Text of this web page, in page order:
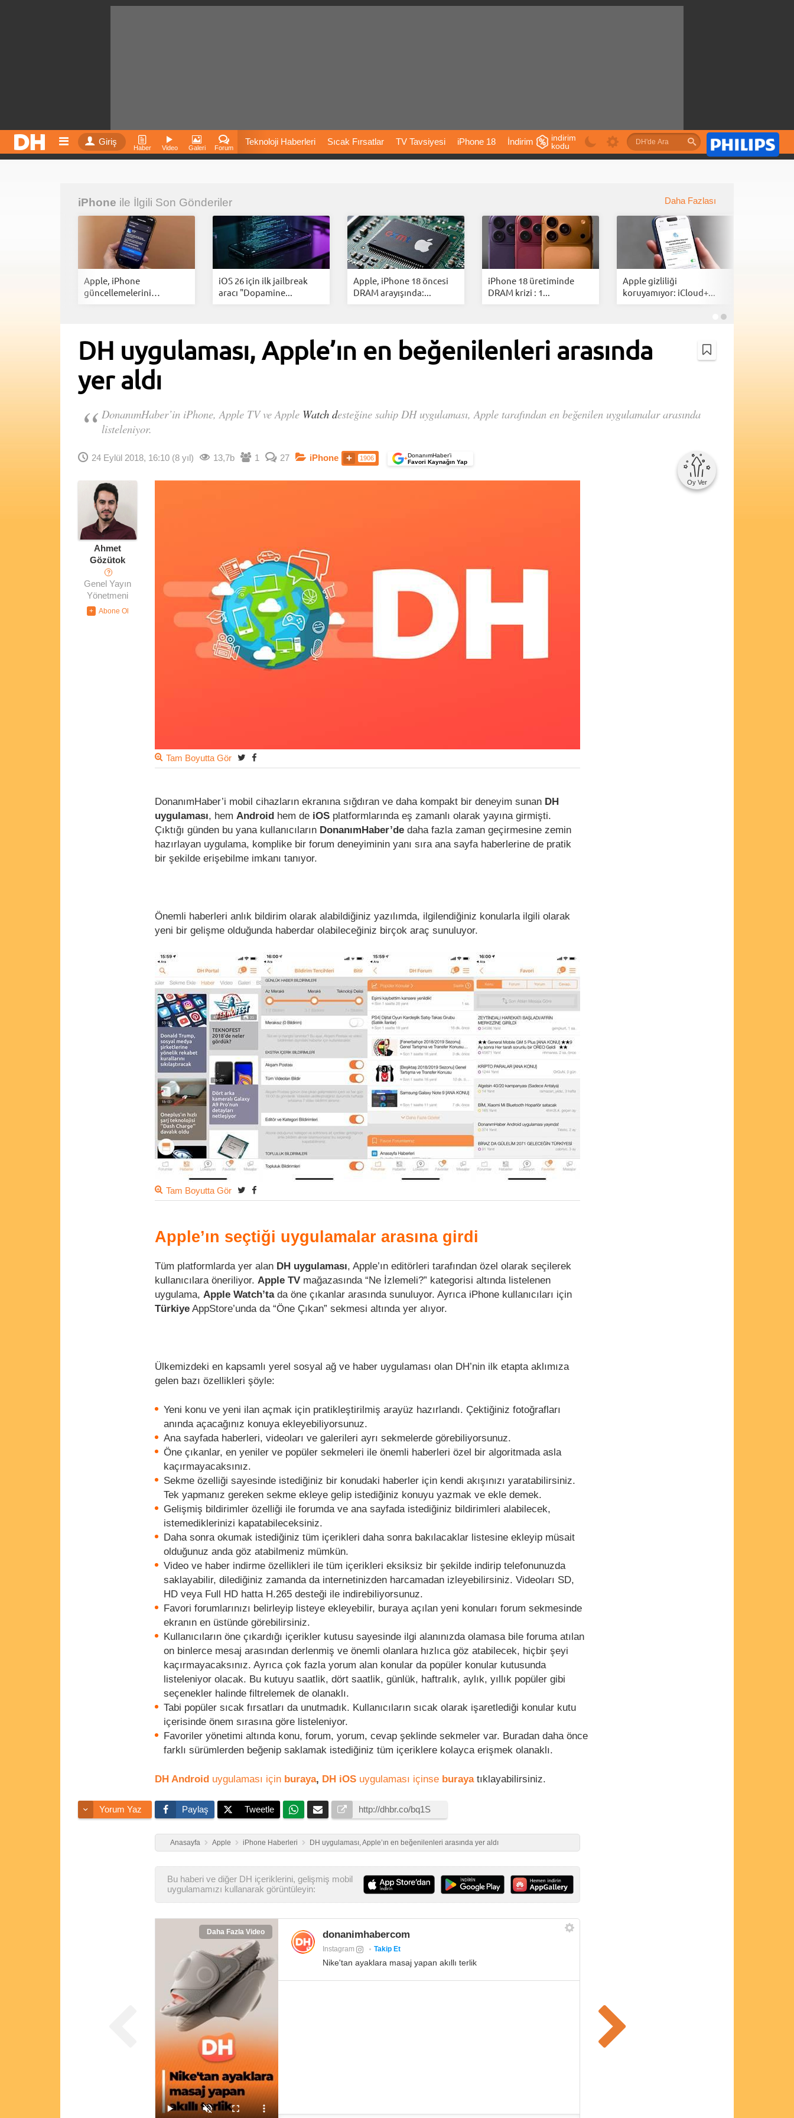
Giriş
Haber Video Galeri Forum
Teknoloji Haberleri Sıcak Fırsatlar TV Tavsiyesi iPhone 18 İndirim
İnstagram Dondurma İnstagram Çöktü
indirim
kodu
iPhone ile İlgili Son Gönderiler Daha Fazlası
Apple, iPhone
güncellemelerini
hızlandırdı...
iOS 26 için ilk jailbreak
aracı "Dopamine...
Apple, iPhone 18 öncesi
DRAM arayışında:...
iPhone 18 üretiminde
DRAM krizi : 1...
Apple gizliliği
koruyamıyor: iCloud+...
DH uygulaması, Apple’ın en beğenilenleri arasında
yer aldı
DonanımHaber’in iPhone, Apple TV ve Apple Watch desteğine sahip DH uygulaması, Apple tarafından en beğenilen uygulamalar arasında
listeleniyor.
24 Eylül 2018, 16:10 (8 yıl) 13,7b 1 27 iPhone 1906 +DonanımHaber’i
Favori Kaynağın Yap
Oy Ver
Ahmet
Gözütok
?
Genel Yayın
Yönetmeni
Tam Boyutta Gör
DonanımHaber’i mobil cihazların ekranına sığdıran ve daha kompakt bir deneyim sunan DH
uygulaması, hem Android hem de iOS platformlarında eş zamanlı olarak yayına girmişti.
Çıktığı günden bu yana kullanıcıların DonanımHaber’de daha fazla zaman geçirmesine zemin
hazırlayan uygulama, komplike bir forum deneyiminin yanı sıra ana sayfa haberlerine de pratik
bir şekilde erişebilme imkanı tanıyor.
Önemli haberleri anlık bildirim olarak alabildiğiniz yazılımda, ilgilendiğiniz konularla ilgili olarak
yeni bir gelişme olduğunda haberdar olabileceğiniz birçok araç sunuluyor.
Tam Boyutta Gör
Apple’ın seçtiği uygulamalar arasına girdi
Tüm platformlarda yer alan DH uygulaması, Apple’ın editörleri tarafından özel olarak seçilerek
kullanıcılara öneriliyor. Apple TV mağazasında “Ne İzlemeli?” kategorisi altında listelenen
uygulama, Apple Watch’tada öne çıkanlar arasında sunuluyor. Ayrıca iPhone kullanıcıları için
Türkiye AppStore’unda da “Öne Çıkan” sekmesi altında yer alıyor.
Ülkemizdeki en kapsamlı yerel sosyal ağ ve haber uygulaması olan DH’nin ilk etapta aklımıza
gelen bazı özellikleri şöyle:
Yeni konu ve yeni ilan açmak için pratikleştirilmiş arayüz hazırlandı. Çektiğiniz fotoğrafları
anında açacağınız konuya ekleyebiliyorsunuz.
Ana sayfada haberleri, videoları ve galerileri ayrı sekmelerde görebiliyorsunuz.
Öne çıkanlar, en yeniler ve popüler sekmeleri ile önemli haberleri özel bir algoritmada asla
kaçırmayacaksınız.
Sekme özelliği sayesinde istediğiniz bir konudaki haberler için kendi akışınızı yaratabilirsiniz.
Tek yapmanız gereken sekme ekleye gelip istediğiniz konuyu yazmak ve ekle demek.
Gelişmiş bildirimler özelliği ile forumda ve ana sayfada istediğiniz bildirimleri alabilecek,
istemediklerinizi kapatabileceksiniz.
Daha sonra okumak istediğiniz tüm içerikleri daha sonra bakılacaklar listesine ekleyip müsait
olduğunuz anda göz atabilmeniz mümkün.
Video ve haber indirme özellikleri ile tüm içerikleri eksiksiz bir şekilde indirip telefonunuzda
saklayabilir, dilediğiniz zamanda da internetinizden harcamadan izleyebilirsiniz. Videoları SD,
HD veya Full HD hatta H.265 desteği ile indirebiliyorsunuz.
Favori forumlarınızı belirleyip listeye ekleyebilir, buraya açılan yeni konuları forum sekmesinde
ekranın en üstünde görebilirsiniz.
Kullanıcıların öne çıkardığı içerikler kutusu sayesinde ilgi alanınızda olamasa bile foruma atılan
on binlerce mesaj arasından derlenmiş ve önemli olanlara hızlıca göz atabilecek, hiçbir şeyi
kaçırmayacaksınız. Ayrıca çok fazla yorum alan konular da popüler konular kutusunda
listeleniyor olacak. Bu kutuyu saatlik, dört saatlik, günlük, haftralık, aylık, yıllık popüler gibi
seçenekler halinde filtrelemek de olanaklı.
Tabi popüler sıcak fırsatları da unutmadık. Kullanıcıların sıcak olarak işaretlediği konular kutu
içerisinde önem sırasına göre listeleniyor.
Favoriler yönetimi altında konu, forum, yorum, cevap şeklinde sekmeler var. Buradan daha önce
farklı sürümlerden beğenip saklamak istediğiniz tüm içeriklere kolayca erişmek olanaklı.
DH Android uygulaması için buraya, DH iOS uygulaması içinse burayatıklayabilirsiniz.
Yorum Yaz Paylaş Tweetle
Anasayfa Apple iPhone Haberleri DH uygulaması, Apple’ın en beğenilenleri arasında yer aldı
Bu haberi ve diğer DH içeriklerini, gelişmiş mobil
uygulamamızı kullanarak görüntüleyin:
Daha Fazla Video donanimhabercom
Instagram Takip Et
Nike'tan ayaklara masaj yapan akıllı terlik